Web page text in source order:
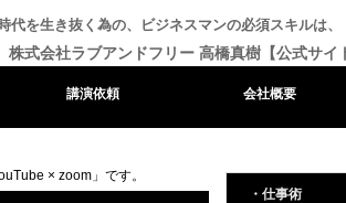
代を生き抜く為の、ビジネスマンの必須スキルは
株式会社ラブアンドフリー 高橋真樹【公式サイ
講演依頼 会社概要
× zoom」です。
・仕事術